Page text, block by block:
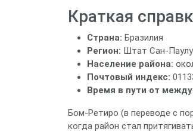
Краткая
Страна: Бразилия
Регион: Штат Сан‑Паулу
Население района:
Почтовый индекс:
Время в пути от
Бом‑Ретиро (в переводе с
когда район стал